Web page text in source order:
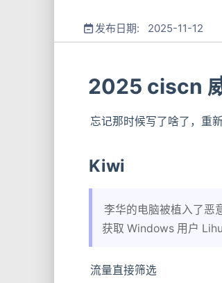
发布日期: 2025-11-12
2025 ciscn
忘记那时候写了啥了，重
Kiwi
李华的电脑被植入了恶
获取 Windows 用户
流量直接筛选